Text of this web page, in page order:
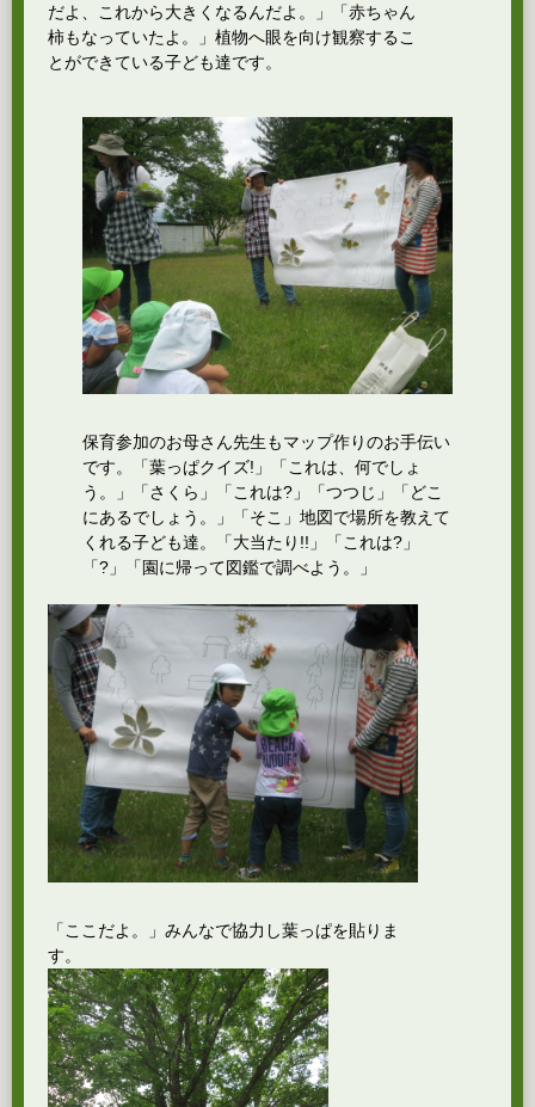
だよ、これから大きくなるんだよ。」「赤ちゃん
柿もなっていたよ。」植物へ眼を向け観察するこ
とができている子ども達です。
保育参加のお母さん先生もマップ作りのお手伝い
です。「葉っぱクイズ!」「これは、何でしょ
う。」「さくら」「これは?」「つつじ」「どこ
にあるでしょう。」「そこ」地図で場所を教えて
くれる子ども達。「大当たり!!」「これは?」
「?」「園に帰って図鑑で調べよう。」
「ここだよ。」みんなで協力し葉っぱを貼りま
す。